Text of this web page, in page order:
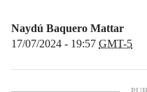
Naydú Baquero Mattar
17/07/2024 - 19:57 GMT-5